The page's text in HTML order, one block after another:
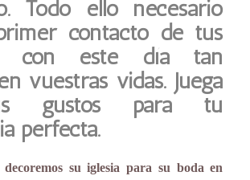
Todo ello necesario
contacto de tus
con este día tan
vuestras vidas. Juega
gustos para tu
perfecta.
decoremos su iglesia para su boda en